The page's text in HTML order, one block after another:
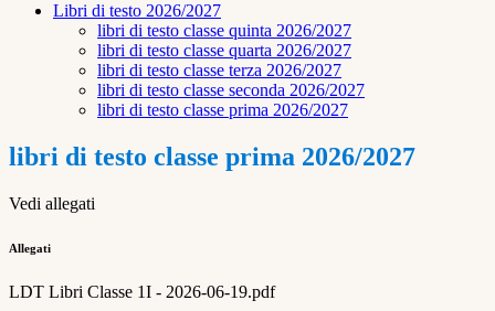
Libri di testo 2026/2027
libri di testo classe quinta 2026/2027
libri di testo classe quarta 2026/2027
libri di testo classe terza 2026/2027
libri di testo classe seconda 2026/2027
libri di testo classe prima 2026/2027
libri di testo classe prima 2026/2027
Vedi allegati
Allegati
LDT Libri Classe 1I - 2026-06-19.pdf